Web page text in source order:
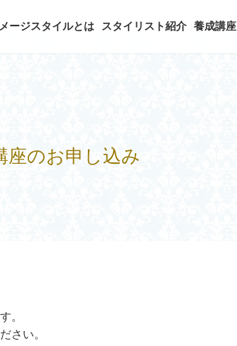
ージスタイルとは スタイリスト紹介 養成講座
座のお申し込み
。
さい。